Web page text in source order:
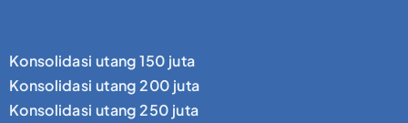
Konsolidasi utang 150 juta
Konsolidasi utang 200 juta
Konsolidasi utang 250 juta